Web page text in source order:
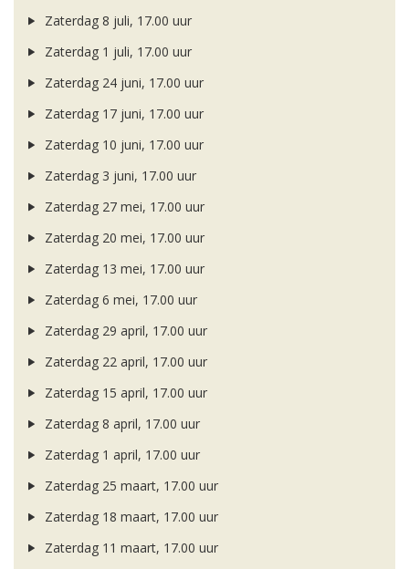
Zaterdag 8 juli, 17.00 uur
Zaterdag 1 juli, 17.00 uur
Zaterdag 24 juni, 17.00 uur
Zaterdag 17 juni, 17.00 uur
Zaterdag 10 juni, 17.00 uur
Zaterdag 3 juni, 17.00 uur
Zaterdag 27 mei, 17.00 uur
Zaterdag 20 mei, 17.00 uur
Zaterdag 13 mei, 17.00 uur
Zaterdag 6 mei, 17.00 uur
Zaterdag 29 april, 17.00 uur
Zaterdag 22 april, 17.00 uur
Zaterdag 15 april, 17.00 uur
Zaterdag 8 april, 17.00 uur
Zaterdag 1 april, 17.00 uur
Zaterdag 25 maart, 17.00 uur
Zaterdag 18 maart, 17.00 uur
Zaterdag 11 maart, 17.00 uur